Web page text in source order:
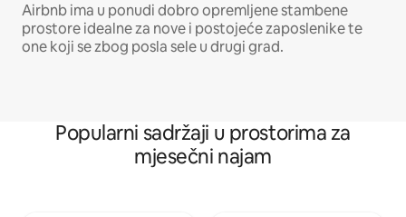
Airbnb ima u ponudi dobro opremljene stambene
prostore idealne za nove i postojeće zaposlenike te
one koji se zbog posla sele u drugi grad.
Popularni sadržaji u prostorima za
mjesečni najam